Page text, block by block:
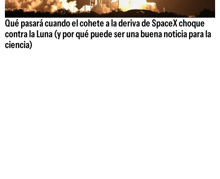
Qué pasará cuando el cohete a la deriva de SpaceX choque
contra la Luna (y por qué puede ser una buena noticia para la
ciencia)